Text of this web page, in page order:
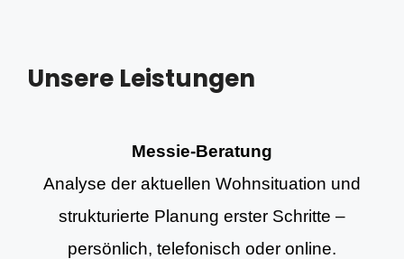
Unsere Leistungen
Messie-Beratung
Analyse der aktuellen Wohnsituation und
strukturierte Planung erster Schritte –
persönlich, telefonisch oder online.